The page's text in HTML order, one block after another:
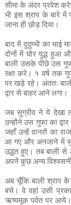
सीमा के अंदर प्रवेश
भी इस श्राप के बारे
जाना ही छोड़ दिया।
बाद में दुदुम्भी का भाई
दोनों में घोर युद्ध हुआ
बाली उसके पीछे उस
रक्षा करे। १ वर्ष तक
पर खड़े रहे। अंततः
द्वार से बाहर आने लगा।
जब सुग्रीव ने ये देखा
उन्होंने उस गुफा का
जहाँ उन्हें वानरों का
आ गए और अनजाने में
उद्धत हुए। तब बाली
अपने कुछ अन्य
अब चूँकि बाली श्राप
बचे। वे वहां उसी
ऋष्यमूक पर्वत पर आये।